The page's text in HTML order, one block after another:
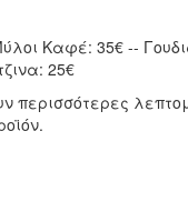
Καφέ: 35€ --
25€
περισσότερες